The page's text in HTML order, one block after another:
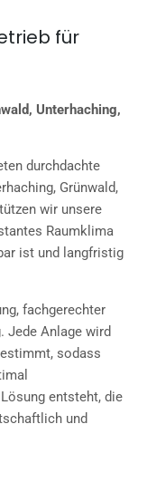
für
Unterhaching,
durchdachte
Grünwald,
wir unsere
Raumklima
ist und langfristig
fachgerechter
Jede Anlage wird
sodass
entsteht, die
und